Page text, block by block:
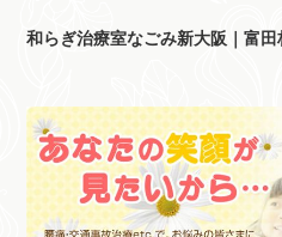
和らぎ治療室なごみ新大阪｜富